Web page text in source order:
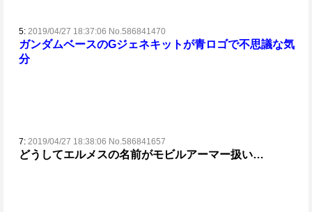
5: 2019/04/27 18:37:06 No.586841470
ガンダムベースのGジェネキットが青ロゴで不思議な気
分
7: 2019/04/27 18:38:06 No.586841657
どうしてエルメスの名前がモビルアーマー扱い…